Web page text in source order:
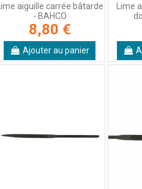
Lime aiguille carrée bâtarde
- BAHCO
8,80 €
Ajouter au panier
Lime